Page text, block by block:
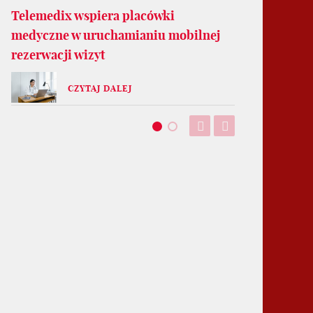
Telemedix wspiera placówki
medyczne w uruchamianiu mobilnej
rezerwacji wizyt
CZYTAJ DALEJ